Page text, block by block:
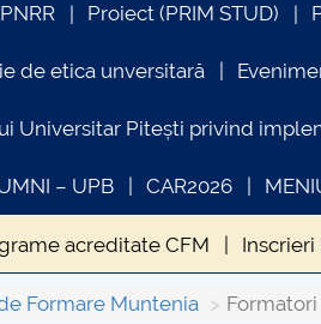
PNRR Proiect (PRIM STUD)
de etica unversitară
Universitar Pitești privind
– UPB CAR2026
acreditate CFM Inscrieri
sistemic preuniversitar
Formare Muntenia Formatori